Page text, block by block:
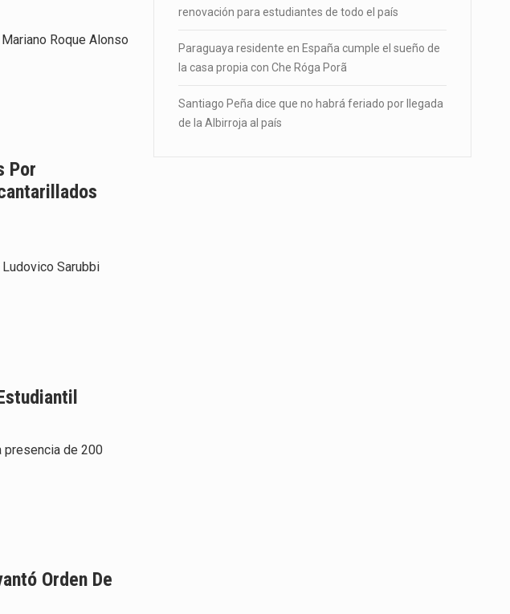
Roque Alonso
Por
Sarubbi
presencia de 200
Orden De
renovación para estudiantes de todo el país
Paraguaya residente en España cumple el sueño de
la casa propia con Che Róga Porã
Santiago Peña dice que no habrá feriado por llegada
de la Albirroja al país